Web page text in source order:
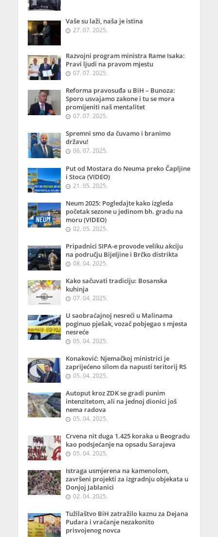
Vaše su laži, naša je istina
27. 07. 2025.
Razvojni program ministra Rame Isaka:
Pravi ljudi na pravom mjestu
07. 07. 2025.
Reforma pravosuđa u BiH – Bunoza:
Sporo usvajamo zakone i tu se mora
promijeniti naš mentalitet
07. 07. 2025.
Spremni smo da čuvamo i branimo
državu!
06. 07. 2025.
Put od Mostara do Neuma preko Čapljine
i Stoca (VIDEO)
21. 05. 2025.
Neum 2025: Pogledajte kako izgleda
početak sezone u jedinom bh. gradu na
moru (VIDEO)
02. 05. 2025.
Pripadnici SIPA-e provode veliku akciju
na području Bijeljine i Brčko distrikta
08. 04. 2025.
Kako sačuvati tradiciju: Bosanska
kuhinja
07. 04. 2025.
U saobraćajnoj nesreći u Malinama
poginuo pješak, vozač pobjegao s mjesta
nesreće
05. 04. 2025.
Konaković: Njemačkoj ministrici je
zaprijećeno silom da napusti teritorij RS
05. 04. 2025.
Autoput kroz ZDK se gradi punim
intenzitetom, ali na jednoj dionici još
nema radova
05. 04. 2025.
Crvena nit duga 1.425 koraka u Beogradu
kao podsjećanje na opsadu Sarajeva
05. 04. 2025.
Istraga usmjerena na kamenolom,
završeni projekti za izgradnju objekata u
Donjoj Jablanici
02. 04. 2025.
Tužilaštvo BiH zatražilo kaznu za Dejana
Pudara i vraćanje nezakonito
prisvojenog novca